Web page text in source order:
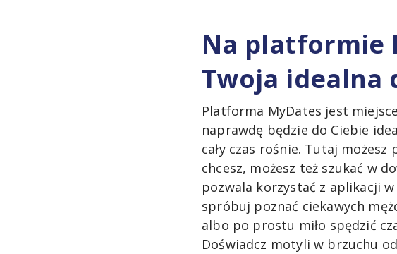
Na platformie
Twoja idealna
Platforma MyDates jest
naprawdę będzie do Ciebie
cały czas rośnie. Tutaj
chcesz, możesz też szukać w
pozwala korzystać z aplikacji
spróbuj poznać ciekawych
albo po prostu miło spędzić
Doświadcz motyli w brzuchu